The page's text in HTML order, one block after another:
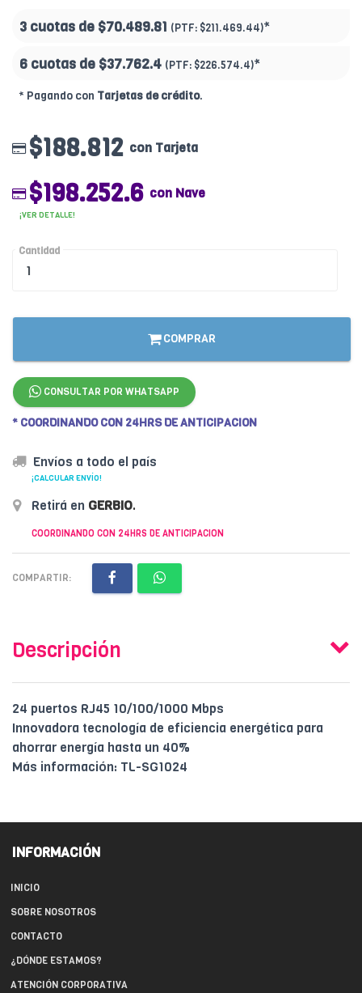
3 cuotas de $70.489.81 (PTF: $211.469.44)*
6 cuotas de $37.762.4 (PTF: $226.574.4)*
* Pagando con Tarjetas de crédito.
$188.812 con Tarjeta
$198.252.6 con Nave
¡VER DETALLE!
Cantidad
COMPRAR
CONSULTAR POR WHATSAPP
* COORDINANDO CON 24HRS DE ANTICIPACION
Envíos a todo el país
¡CALCULAR ENVÍO!
Retirá en GERBIO.
COORDINANDO CON 24HRS DE ANTICIPACION
COMPARTIR:
Descripción
24 puertos RJ45 10/100/1000 Mbps
Innovadora tecnología de eficiencia energética para
ahorrar energía hasta un 40%
Más información: TL-SG1024
INFORMACIÓN
INICIO
SOBRE NOSOTROS
CONTACTO
¿DÓNDE ESTAMOS?
ATENCIÓN CORPORATIVA